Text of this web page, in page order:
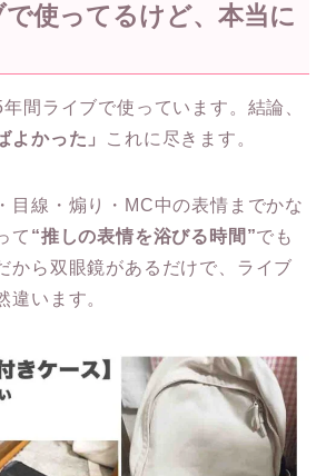
使ってるけど、本当に
間ライブで使っています。結論、
よかった」
これに尽きます。
目線・煽り・MC中の表情までかな
て “推しの表情を浴びる時間”でも
から双眼鏡があるだけで、ライブ
違います。